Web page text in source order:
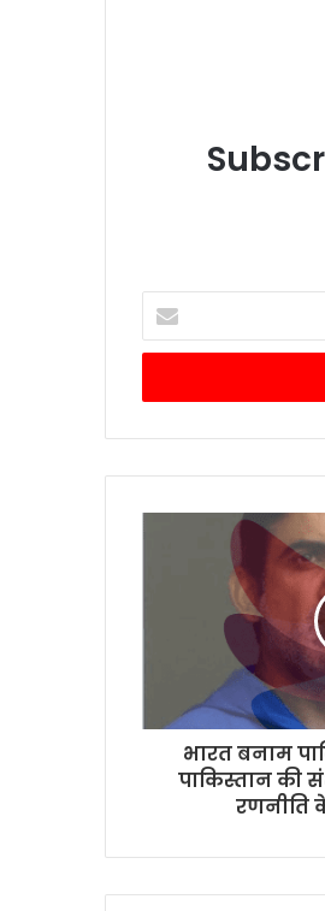
your
Email
भारत बनाम
पाकिस्तान की
रणनीति